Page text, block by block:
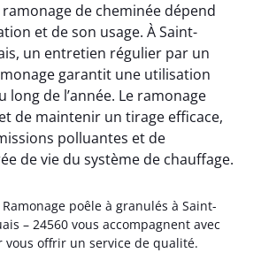
de cheminée dépend
et de son usage. À Saint-
un entretien régulier par un
garantit une utilisation
long de l’année. Le ramonage
de maintenir un tirage efficace,
polluantes et de
de vie du système de chauffage.
poêle à granulés à Saint-
– 24560 vous accompagnent avec
vous offrir un service de qualité.